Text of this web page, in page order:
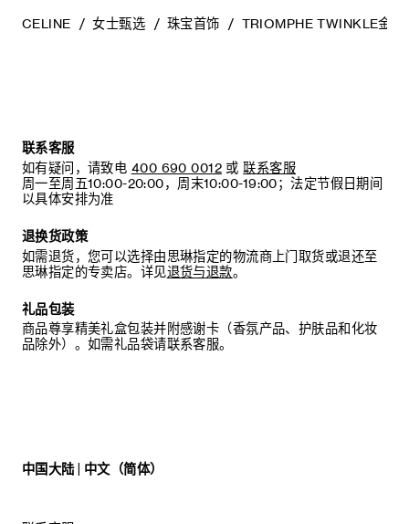
CELINE 女士甄选 珠宝首饰 TRIOMPHE TWINKLE金色
联系客服
如有疑问，请致电 400 690 0012 或 联系客服
周一至周五10:00-20:00，周末10:00-19:00；法定节假日期间
以具体安排为准
退换货政策
如需退货，您可以选择由思琳指定的物流商上门取货或退还至
思琳指定的专卖店。详见退货与退款。
礼品包装
商品尊享精美礼盒包装并附感谢卡（香氛产品、护肤品和化妆
品除外）。如需礼品袋请联系客服。
中国大陆 | 中文（简体）